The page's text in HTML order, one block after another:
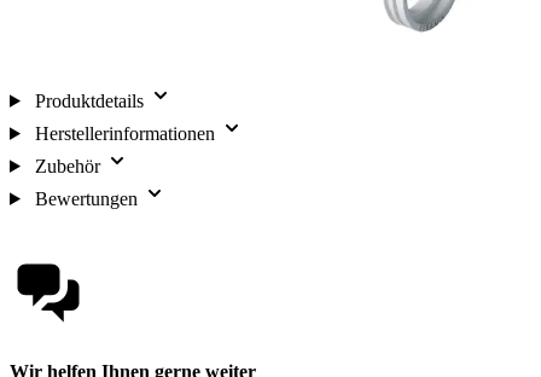
Produktdetails
Herstellerinformationen
Zubehör
Bewertungen
Wir helfen Ihnen gerne weiter